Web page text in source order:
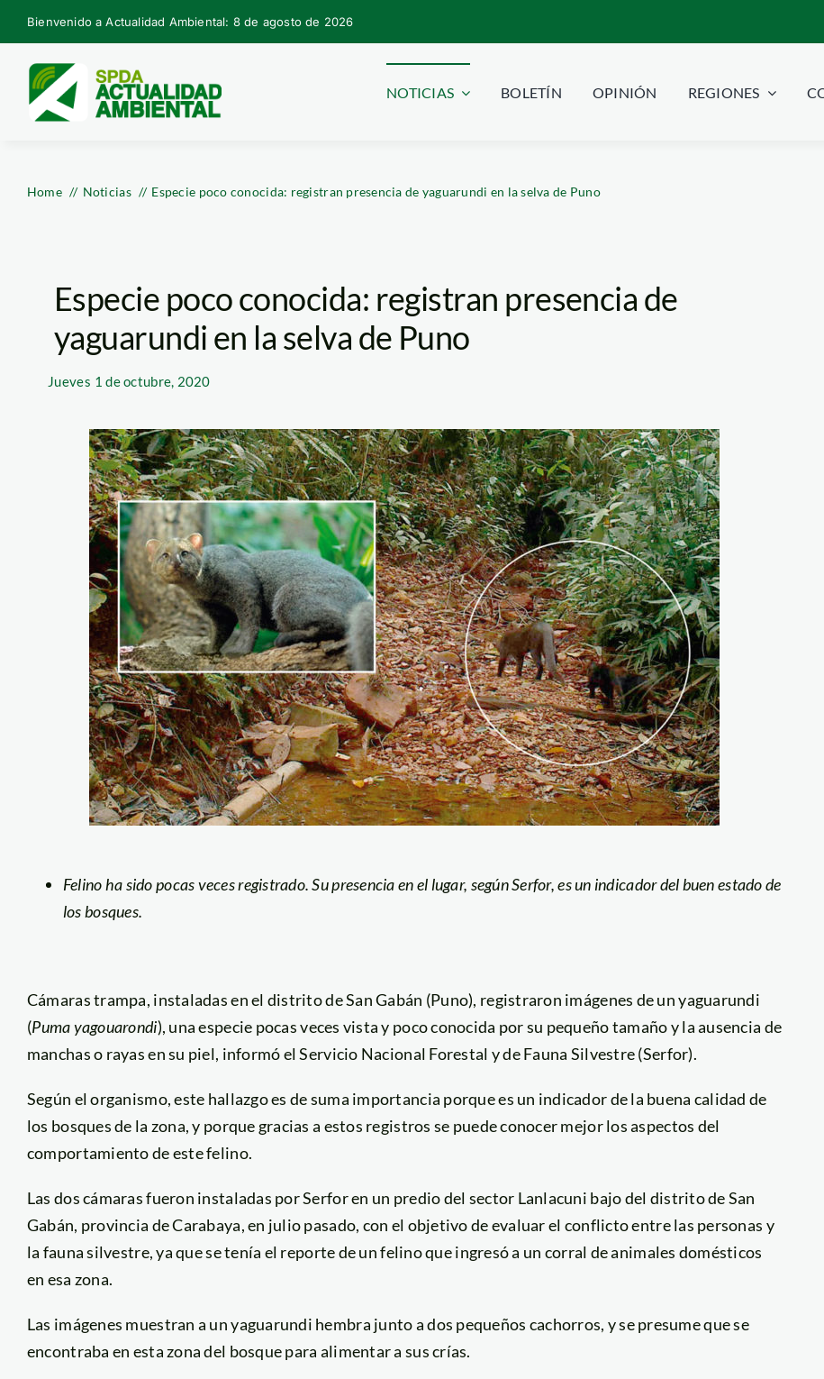
Skip
to
content
Bienvenido a Actualidad Ambiental: 8 de agosto de 2026
NOTICIAS BOLETÍN OPINIÓN REGIONES
Home Noticias Especie poco conocida: registran presencia de yaguarundi en la selva de Puno
Especie poco conocida: registran presencia de
yaguarundi en la selva de Puno
Jueves 1 de octubre, 2020
Felino ha sido pocas veces registrado. Su presencia en el lugar, según Serfor, es un indicador del buen estado de
los bosques.
Cámaras trampa, instaladas en el distrito de San Gabán (Puno), registraron imágenes de un yaguarundi
(Puma yagouarondi), una especie pocas veces vista y poco conocida por su pequeño tamaño y la ausencia de
manchas o rayas en su piel, informó el Servicio Nacional Forestal y de Fauna Silvestre (Serfor).
Según el organismo, este hallazgo es de suma importancia porque es un indicador de la buena calidad de
los bosques de la zona, y porque gracias a estos registros se puede conocer mejor los aspectos del
comportamiento de este felino.
Las dos cámaras fueron instaladas por Serfor en un predio del sector Lanlacuni bajo del distrito de San
Gabán, provincia de Carabaya, en julio pasado, con el objetivo de evaluar el conflicto entre las personas y
la fauna silvestre, ya que se tenía el reporte de un felino que ingresó a un corral de animales domésticos
en esa zona.
Las imágenes muestran a un yaguarundi hembra junto a dos pequeños cachorros, y se presume que se
encontraba en esta zona del bosque para alimentar a sus crías.